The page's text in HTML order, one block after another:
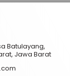
Batulayang,
Jawa Barat